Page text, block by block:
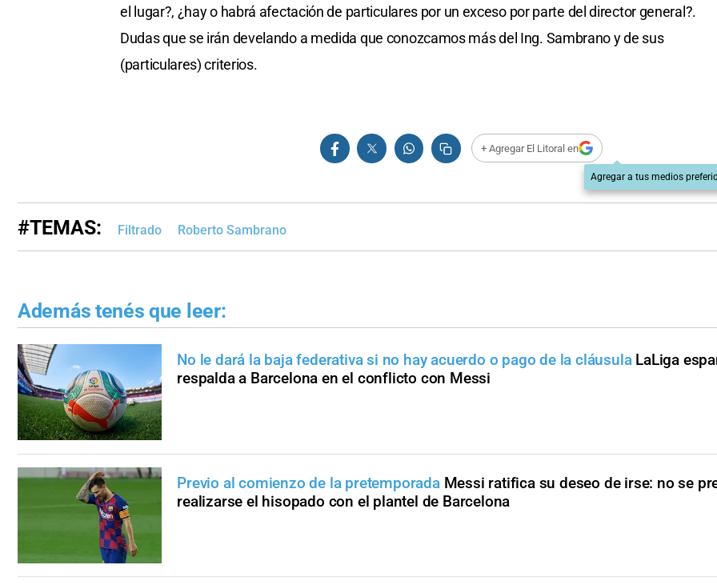
el lugar?, ¿hay o habrá afectación de particulares por un exceso por parte del director general?.
Dudas que se irán develando a medida que conozcamos más del Ing. Sambrano y de sus
(particulares) criterios.
+ Agregar El Litoral en
Agregar a tus medios
#TEMAS: Filtrado Roberto Sambrano
Además tenés que leer:
No le dará la baja federativa si no hay acuerdo o pago de la cláusula LaLiga
respalda a Barcelona en el conflicto con Messi
Previo al comienzo de la pretemporada Messi ratifica su deseo de irse: no se
realizarse el hisopado con el plantel de Barcelona